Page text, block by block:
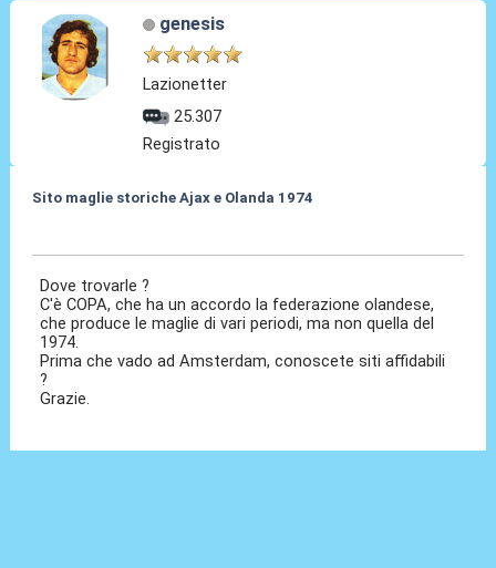
genesis
Lazionetter
25.307
Registrato
Sito maglie storiche Ajax e Olanda 1974
Dove trovarle ?
C'è COPA, che ha un accordo la federazione olandese,
che produce le maglie di vari periodi, ma non quella del
1974.
Prima che vado ad Amsterdam, conoscete siti affidabili
?
Grazie.